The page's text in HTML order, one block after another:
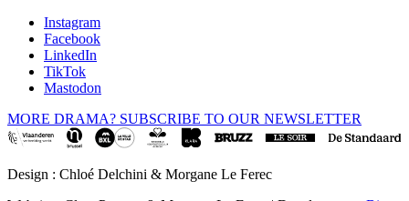
Instagram
Facebook
LinkedIn
TikTok
Mastodon
MORE DRAMA? SUBSCRIBE TO OUR NEWSLETTER
Design : Chloé Delchini & Morgane Le Ferec